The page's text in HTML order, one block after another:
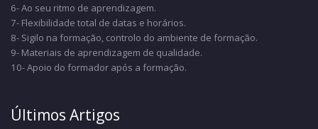
6- Ao seu ritmo de aprendizagem.
7- Flexibilidade total de datas e horários.
8- Sigilo na formação, controlo do ambiente de formação.
9- Materiais de aprendizagem de qualidade.
10- Apoio do formador após a formação.
Últimos Artigos